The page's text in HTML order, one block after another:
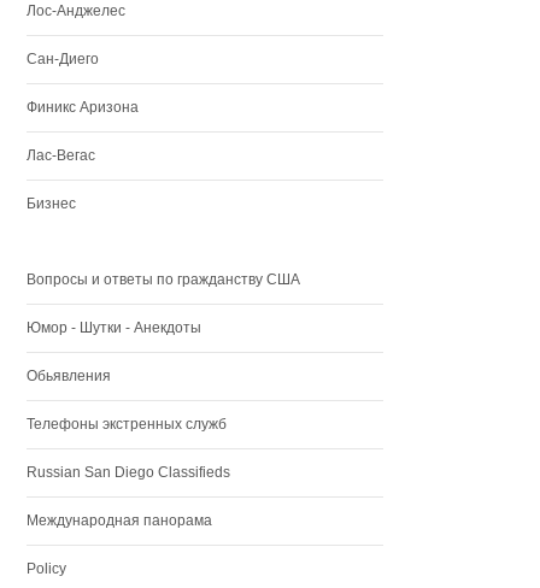
Лос-Анджелес
Сан-Диего
Финикс Аризона
Лас-Вегас
Бизнес
Вопросы и ответы по гражданству США
Юмор - Шутки - Анекдоты
Обьявления
Телефоны экстренных служб
Russian San Diego Classifieds
Международная панорама
Policy